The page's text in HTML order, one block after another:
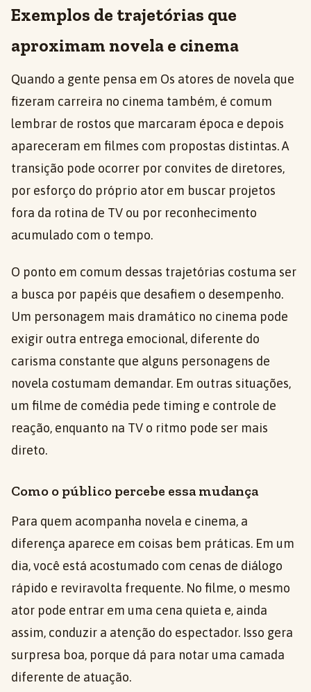
Exemplos de trajetórias que
aproximam novela e cinema
Quando a gente pensa em Os atores de novela que
fizeram carreira no cinema também, é comum
lembrar de rostos que marcaram época e depois
apareceram em filmes com propostas distintas. A
transição pode ocorrer por convites de diretores,
por esforço do próprio ator em buscar projetos
fora da rotina de TV ou por reconhecimento
acumulado com o tempo.
O ponto em comum dessas trajetórias costuma ser
a busca por papéis que desafiem o desempenho.
Um personagem mais dramático no cinema pode
exigir outra entrega emocional, diferente do
carisma constante que alguns personagens de
novela costumam demandar. Em outras situações,
um filme de comédia pede timing e controle de
reação, enquanto na TV o ritmo pode ser mais
direto.
Como o público percebe essa mudança
Para quem acompanha novela e cinema, a
diferença aparece em coisas bem práticas. Em um
dia, você está acostumado com cenas de diálogo
rápido e reviravolta frequente. No filme, o mesmo
ator pode entrar em uma cena quieta e, ainda
assim, conduzir a atenção do espectador. Isso gera
surpresa boa, porque dá para notar uma camada
diferente de atuação.